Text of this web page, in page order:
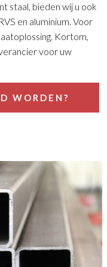
staal, bieden wij u ook
en aluminium. Voor
Kortom,
voor uw
WORDEN?